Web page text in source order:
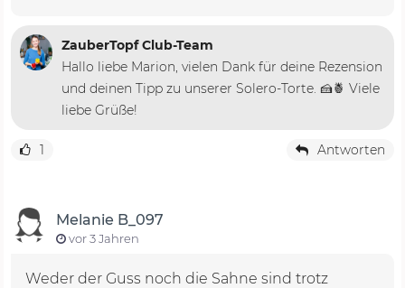
ZauberTopf Club-Team
Hallo liebe Marion, vielen Dank für deine Rezension
und deinen Tipp zu unserer Solero-Torte. 🍰🍍 Viele
liebe Grüße!
1 Antworten
Melanie B_097
vor 3 Jahren
Weder der Guss noch die Sahne sind trotz